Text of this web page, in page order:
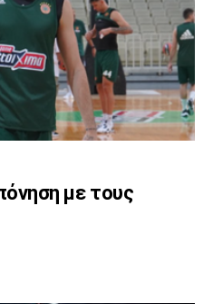
με τους